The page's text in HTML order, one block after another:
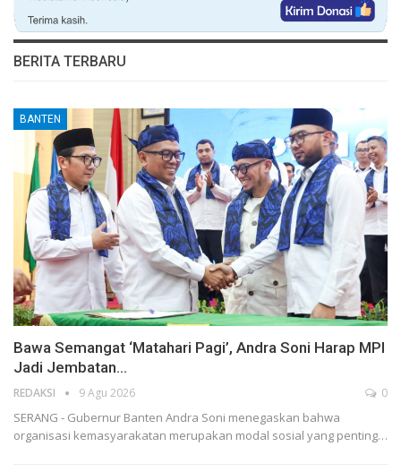
BERITA TERBARU
BANTEN
Bawa Semangat ‘Matahari Pagi’, Andra Soni Harap MPI
Jadi Jembatan…
REDAKSI 9 Agu 2026 0
SERANG - Gubernur Banten Andra Soni menegaskan bahwa
organisasi kemasyarakatan merupakan modal sosial yang penting…